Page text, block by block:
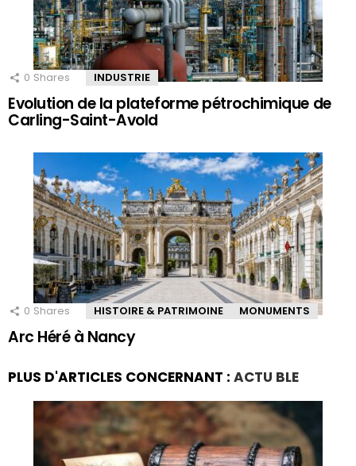
0 Shares INDUSTRIE
Evolution de la plateforme pétrochimique de
Carling-Saint-Avold
0 Shares HISTOIRE & PATRIMOINE MONUMENTS
Arc Héré à Nancy
PLUS D'ARTICLES CONCERNANT : ACTU BLE